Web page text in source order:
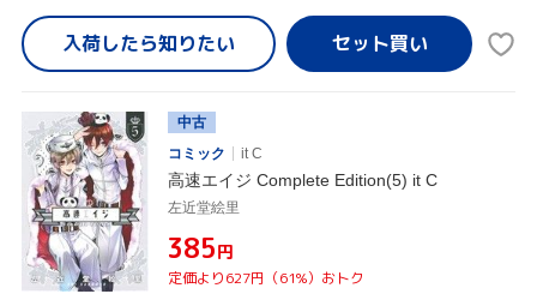
入荷したら知りたい
中古
コミック
it C
高速エイジ Complete Edition(5) it C
左近堂絵里
¥385円
定価より627円（61%）おトク